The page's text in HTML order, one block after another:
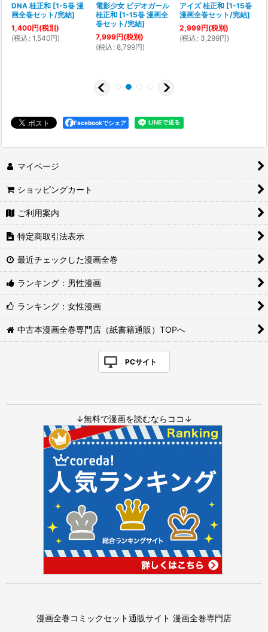
DNA 桂正和 [1-5巻 漫
画全巻セット/完結]
1,400円(税別)
(税込 : 1,540円)
電影少女 ビデオガール
桂正和 [1-15巻 漫画全
巻セット/完結]
7,999円(税別)
(税込 : 8,799円)
アイズ 桂正和 [1-15巻
漫画全巻セット/完結]
2,999円(税別)
(税込 : 3,299円)
Facebookでシェア
マイページ
ショッピングカート
ご利用案内
特定商取引法表示
最近チェックした漫画全巻
ランキング：男性漫画
ランキング：女性漫画
中古本漫画全巻専門店（紙書籍通販）TOPへ
PCサイト
↓無料で漫画を読むならココ↓
漫画全巻コミックセット通販サイト 漫画全巻専門店